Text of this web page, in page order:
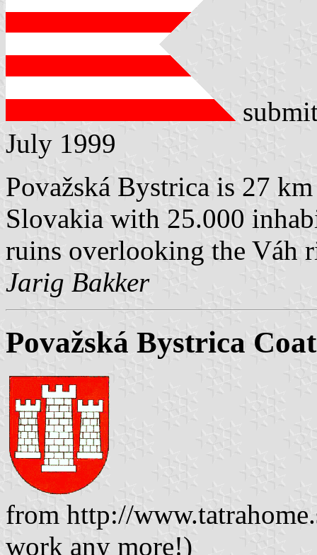
July 1999
Považská Bystrica is 27
Slovakia with 25.000
ruins overlooking the Váh
Jarig Bakker
Považská Bystrica
from http://
work any more!)